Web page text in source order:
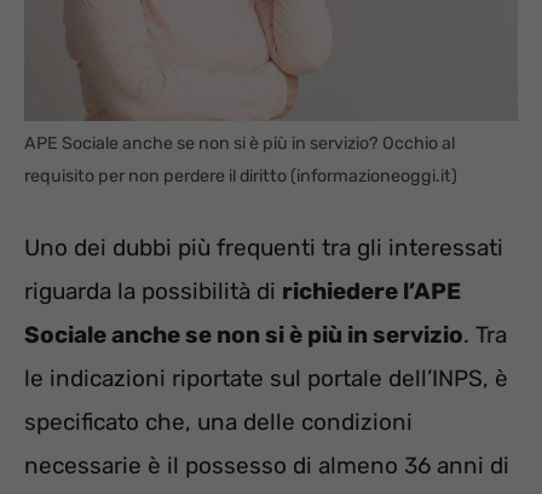
APE Sociale anche se non si è più in servizio? Occhio al
requisito per non perdere il diritto (informazioneoggi.it)
Uno dei dubbi più frequenti tra gli interessati
riguarda la possibilità di richiedere l’APE
Sociale anche se non si è più in servizio. Tra
le indicazioni riportate sul portale dell’INPS, è
specificato che, una delle condizioni
necessarie è il possesso di almeno 36 anni di